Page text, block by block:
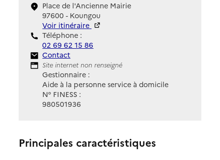
Place de l'Ancienne Mairie
97600 - Koungou
Voir itinéraire
Téléphone :
02 69 62 15 86
Contact
Contact
Site Internet
Site internet non renseigné
Gestionnaire :
Aide à la personne service à domicile
N° FINESS :
980501936
Principales caractéristiques